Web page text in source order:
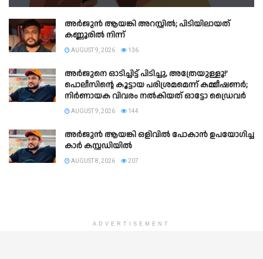
അർജുൻ ആയങ്കി അറസ്റ്റിൽ; പിടിയിലായത്
കണ്ണൂരിൽ നിന്ന്
AUGUST 9, 2026 136
അർജുനെ ഓടിച്ചിട്ട് പിടിച്ചു, അത്രേയുള്ളൂ!’
പൊലീസിന്റെ കൂട്ടായ പരിശ്രമമെന്ന് കമ്മീഷണർ;
നിർണായക വിവരം നൽകിയത് ഓട്ടോ ഡ്രൈവർ
AUGUST 9, 2026 144
അർജുൻ ആയങ്കി ഒളിവിൽ പോകാൻ ഉപയോഗിച്ച
കാർ കസ്റ്റഡിയിൽ
AUGUST 8, 2026 207
ADVERTISEMENT